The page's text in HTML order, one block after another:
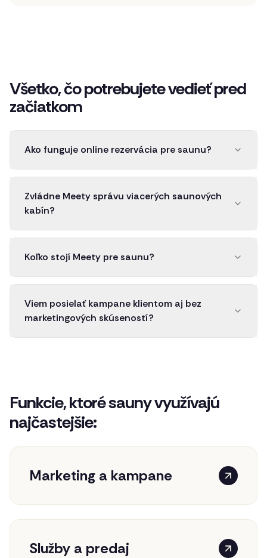
Všetko, čo potrebujete vedieť pred
začiatkom
Ako funguje online rezervácia pre saunu?
Zvládne Meety správu viacerých saunových
kabín?
Koľko stojí Meety pre saunu?
Viem posielať kampane klientom aj bez
marketingových skúseností?
Funkcie, ktoré sauny využívajú
najčastejšie:
Marketing a kampane
Služby a predaj